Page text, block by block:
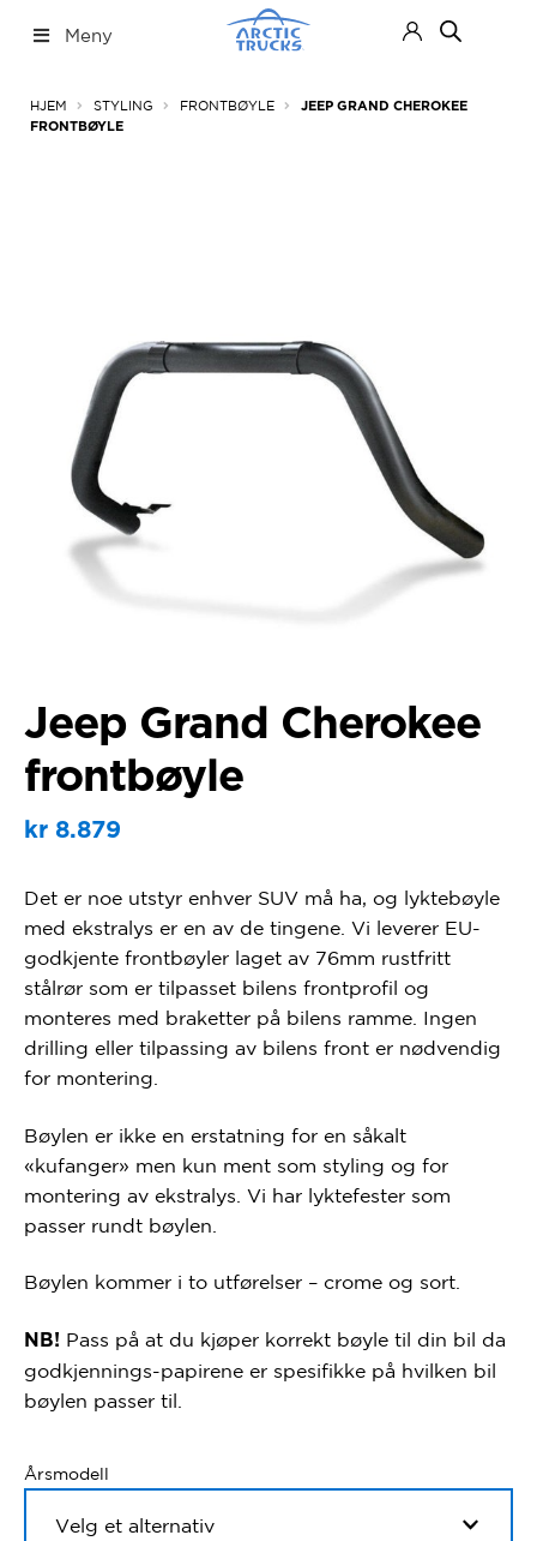
til
til
Meny
HJEM STYLING FRONTBØYLE
JEEP GRAND CHEROKEE
FRONTBØYLE
Jeep Grand Cherokee
frontbøyle
kr8.879
Det er noe utstyr enhver SUV må ha, og lyktebøyle
med ekstralys er en av de tingene. Vi leverer EU-
godkjente frontbøyler laget av 76mm rustfritt
stålrør som er tilpasset bilens frontprofil og
monteres med braketter på bilens ramme. Ingen
drilling eller tilpassing av bilens front er nødvendig
for montering.
Bøylen er ikke en erstatning for en såkalt
«kufanger» men kun ment som styling og for
montering av ekstralys. Vi har lyktefester som
passer rundt bøylen.
Bøylen kommer i to utførelser – crome og sort.
NB! Pass på at du kjøper korrekt bøyle til din bil da
godkjennings-papirene er spesifikke på hvilken bil
bøylen passer til.
Årsmodell